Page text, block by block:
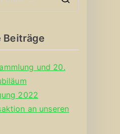
Beiträge
und 20.
2022
an unseren